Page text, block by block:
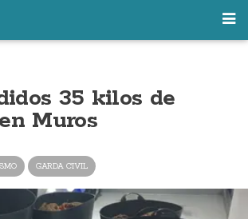
35 kilos de
Muros
GARDA CIVIL